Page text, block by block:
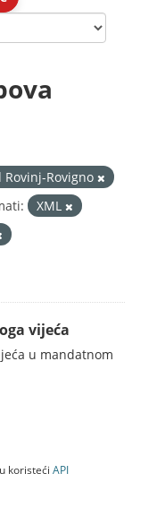
Rovinj-Rovigno
XML
vijeća
u mandatnom
koristeći API